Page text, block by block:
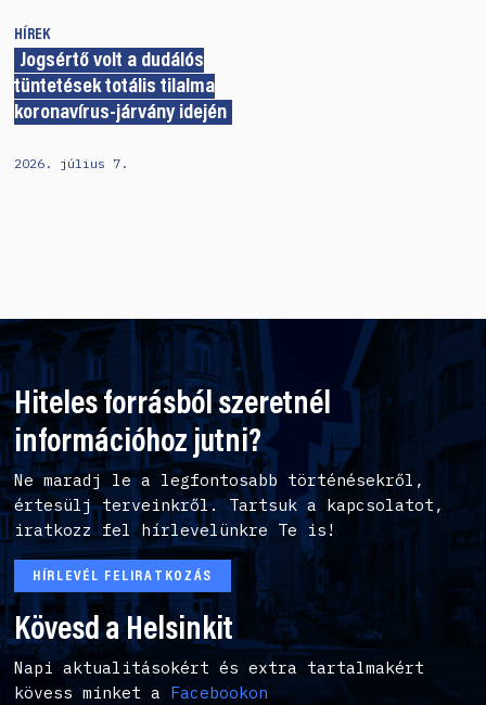
HÍREK
Jogsértő volt a dudálós
tüntetések totális tilalma
koronavírus-járvány idején
2026. július 7.
Hiteles forrásból szeretnél
információhoz jutni?
Ne maradj le a legfontosabb történésekről,
értesülj terveinkről. Tartsuk a kapcsolatot,
iratkozz fel hírlevelünkre Te is!
HÍRLEVÉL FELIRATKOZÁS
Kövesd a Helsinkit
Napi aktualitásokért és extra tartalmakért
kövess minket a Facebookon